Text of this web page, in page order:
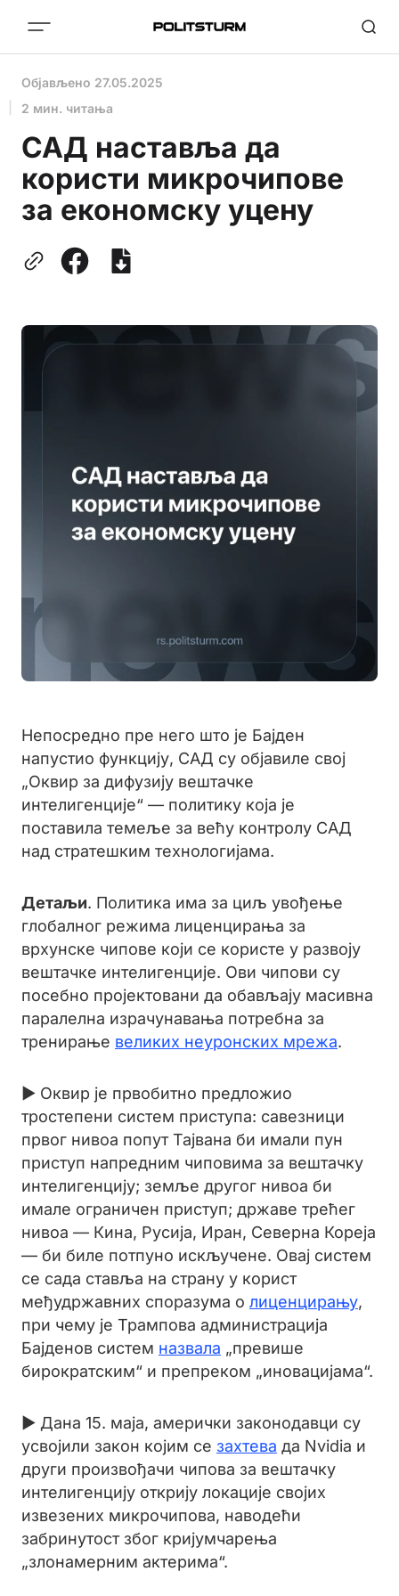
Објављено 27.05.2025
2 мин. читања
САД наставља да
користи микрочипове
за економску уцену
Непосредно пре него што је Бајден
напустио функцију, САД су објавиле свој
„Оквир за дифузију вештачке
интелигенције“ — политику која је
поставила темеље за већу контролу САД
над стратешким технологијама.
Детаљи. Политика има за циљ увођење
глобалног режима лиценцирања за
врхунске чипове који се користе у развоју
вештачке интелигенције. Ови чипови су
посебно пројектовани да обављају масивна
паралелна израчунавања потребна за
тренирање великих неуронских мрежа.
► Оквир је првобитно предложио
тростепени систем приступа: савезници
првог нивоа попут Тајвана би имали пун
приступ напредним чиповима за вештачку
интелигенцију; земље другог нивоа би
имале ограничен приступ; државе трећег
нивоа — Кина, Русија, Иран, Северна Кореја
— би биле потпуно искључене. Овај систем
се сада ставља на страну у корист
међудржавних споразума о лиценцирању,
при чему је Трампова администрација
Бајденов систем назвала „превише
бирократским“ и препреком „иновацијама“.
► Дана 15. маја, амерички законодавци су
усвојили закон којим се захтева да Nvidia и
други произвођачи чипова за вештачку
интелигенцију открију локације својих
извезених микрочипова, наводећи
забринутост због кријумчарења
„злонамерним актерима“.